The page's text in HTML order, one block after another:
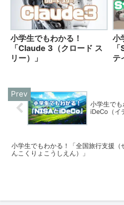
小学生でもわかる！
「Claude 3（クロード ス
リー）」
小
テ
小学生でも
iDeCo（イ
小学生でもわかる！「全国旅行支援（
んこくりょこうしえん）」